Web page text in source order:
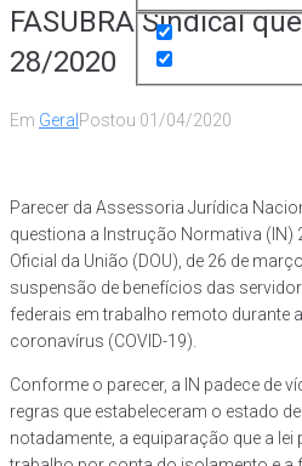
FASUBRA Sindical
28/2020
Em Geral Postou 01/04/2020
Parecer da Assessoria Jurídica
questiona a Instrução Normativa (IN)
Oficial da União (DOU), de 26 de
suspensão de benefícios das
federais em trabalho remoto durante
coronavírus (COVID-19).
Conforme o parecer, a IN padece de
regras que estabeleceram o estado
notadamente, a equiparação que a lei